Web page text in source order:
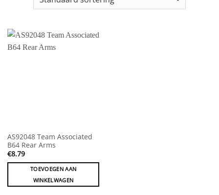
AS92048 Team Associated
B64 Rear Arms
€8.79
TOEVOEGEN AAN
WINKELWAGEN